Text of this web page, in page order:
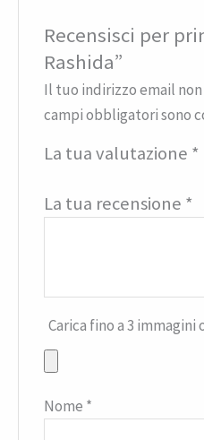
Recensisci per
Rashida”
Il tuo indirizzo email
campi obbligatori sono
La tua valutazione *
La tua recensione *
Carica fino a 3 immagini
Nome *